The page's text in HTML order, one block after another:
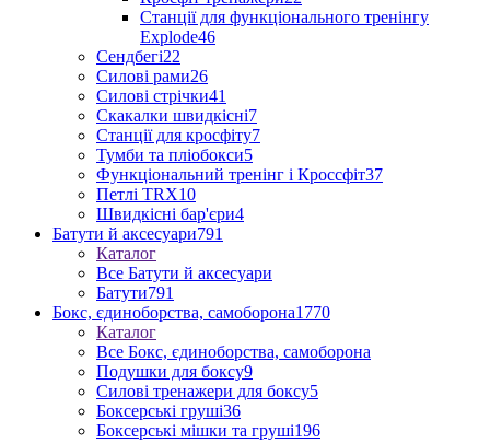
Станції для функціонального тренінгу
Explode46
Сендбегі22
Силові рами26
Силові стрічки41
Скакалки швидкісні7
Станції для кросфіту7
Тумби та пліобокси5
Функціональний тренінг і Кроссфіт37
Петлі TRX10
Швидкісні бар'єри4
Батути й аксесуари791
Каталог
Все Батути й аксесуари
Батути791
Бокс, єдиноборства, самоборона1770
Каталог
Все Бокс, єдиноборства, самоборона
Подушки для боксу9
Силові тренажери для боксу5
Боксерські груші36
Боксерські мішки та груші196